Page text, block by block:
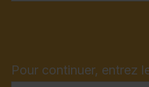
Pour continuer, entrez